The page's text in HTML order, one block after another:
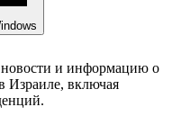
для Windows
новости и информацию о
Израиле, включая